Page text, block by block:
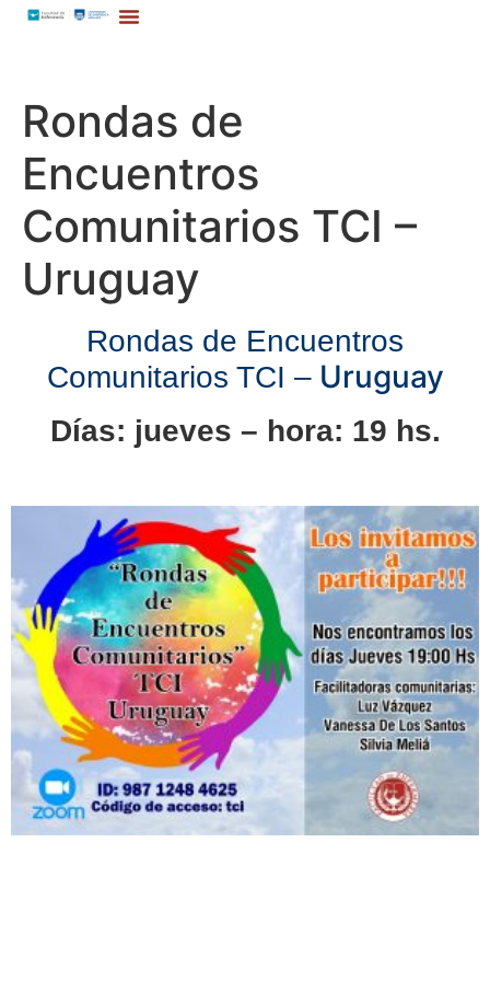
Rondas de
Encuentros
Comunitarios TCI –
Uruguay
Rondas de Encuentros
Comunitarios TCI –Uruguay
Días: jueves – hora: 19 hs.